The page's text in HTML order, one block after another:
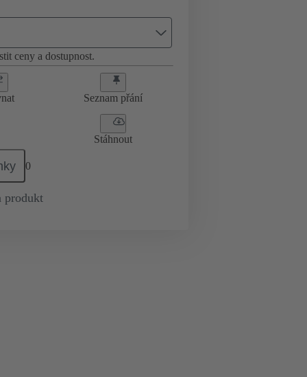
ceny a dostupnost.
Seznam přání
Stáhnout
0
produkt